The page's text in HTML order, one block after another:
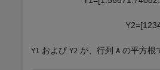
Y2=[1 23
Y1 および Y2 が、行列 A の平方根